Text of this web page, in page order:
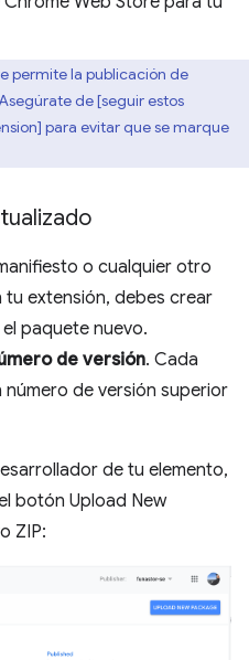
permite la publicación de
de [seguir estos
para evitar que se marque
o cualquier otro
extensión, debes crear
paquete nuevo.
de versión. Cada
de versión superior
de tu elemento,
botón Upload New
ZIP: